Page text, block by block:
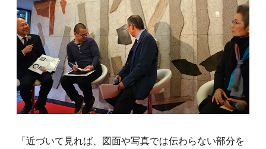
「近づいて見れば、図面や写真では伝わらない部分を